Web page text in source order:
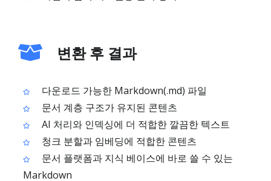
변환 후 결과
다운로드 가능한 Markdown(.md) 파일
문서 계층 구조가 유지된 콘텐츠
AI 처리와 인덱싱에 더 적합한 깔끔한 텍스트
청크 분할과 임베딩에 적합한 콘텐츠
문서 플랫폼과 지식 베이스에 바로 쓸 수 있는
Markdown